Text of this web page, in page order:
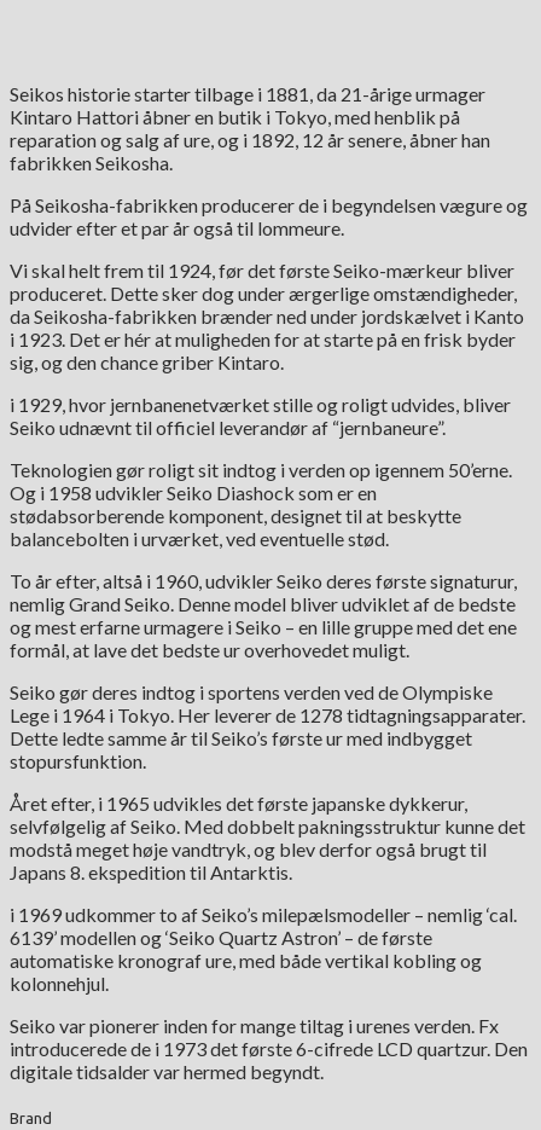
Seikos historie starter tilbage i 1881, da 21-årige urmager
Kintaro Hattori åbner en butik i Tokyo, med henblik på
reparation og salg af ure, og i 1892, 12 år senere, åbner han
fabrikken Seikosha.
På Seikosha-fabrikken producerer de i begyndelsen vægure og
udvider efter et par år også til lommeure.
Vi skal helt frem til 1924, før det første Seiko-mærkeur bliver
produceret. Dette sker dog under ærgerlige omstændigheder,
da Seikosha-fabrikken brænder ned under jordskælvet i Kanto
i 1923. Det er hér at muligheden for at starte på en frisk byder
sig, og den chance griber Kintaro.
i 1929, hvor jernbanenetværket stille og roligt udvides, bliver
Seiko udnævnt til officiel leverandør af “jernbaneure”.
Teknologien gør roligt sit indtog i verden op igennem 50’erne.
Og i 1958 udvikler Seiko Diashock som er en
stødabsorberende komponent, designet til at beskytte
balancebolten i urværket, ved eventuelle stød.
To år efter, altså i 1960, udvikler Seiko deres første signaturur,
nemlig Grand Seiko. Denne model bliver udviklet af de bedste
og mest erfarne urmagere i Seiko – en lille gruppe med det ene
formål, at lave det bedste ur overhovedet muligt.
Seiko gør deres indtog i sportens verden ved de Olympiske
Lege i 1964 i Tokyo. Her leverer de 1278 tidtagningsapparater.
Dette ledte samme år til Seiko’s første ur med indbygget
stopursfunktion.
Året efter, i 1965 udvikles det første japanske dykkerur,
selvfølgelig af Seiko. Med dobbelt pakningsstruktur kunne det
modstå meget høje vandtryk, og blev derfor også brugt til
Japans 8. ekspedition til Antarktis.
i 1969 udkommer to af Seiko’s milepælsmodeller – nemlig ‘cal.
6139’ modellen og ‘Seiko Quartz Astron’ – de første
automatiske kronograf ure, med både vertikal kobling og
kolonnehjul.
Seiko var pionerer inden for mange tiltag i urenes verden. Fx
introducerede de i 1973 det første 6-cifrede LCD quartzur. Den
digitale tidsalder var hermed begyndt.
Brand